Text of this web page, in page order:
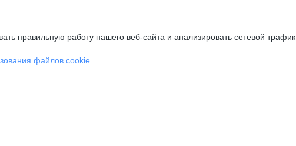
правильную работу нашего веб-сайта и анализировать сетевой трафик.
файлов cookie